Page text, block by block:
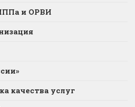
и ОРВИ
качества услуг